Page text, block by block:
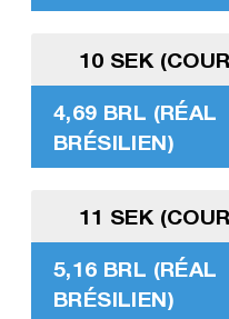
10 SEK
4,69 BRL (RÉAL
BRÉSILIEN)
11 SEK
5,16 BRL (RÉAL
BRÉSILIEN)